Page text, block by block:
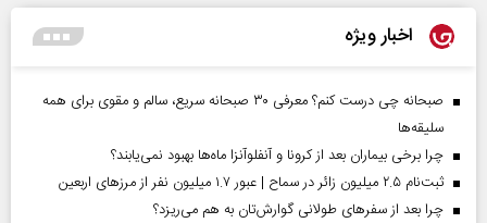
اخبار ویژه
صبحانه چی درست کنم؟ معرفی ۳۰ صبحانه سریع، سالم و مقوی برای همه
سلیقه‌ها
چرا برخی بیماران بعد از کرونا و آنفلوآنزا ماه‌ها بهبود نمی‌یابند؟
ثبت‌نام ۲.۵ میلیون زائر در سماح | عبور ۱.۷ میلیون نفر از مرز‌های اربعین
چرا بعد از سفرهای طولانی گوارش‌تان به هم می‌ریزد؟